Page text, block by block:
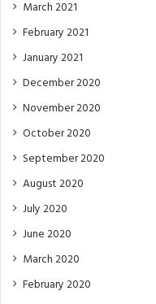
March 2021
February 2021
January 2021
December 2020
November 2020
October 2020
September 2020
August 2020
July 2020
June 2020
March 2020
February 2020